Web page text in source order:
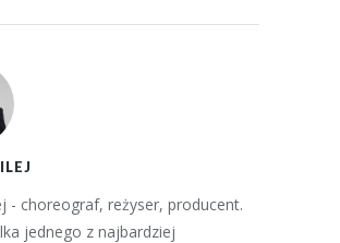
- choreograf, reżyser, producent.
jednego z najbardziej